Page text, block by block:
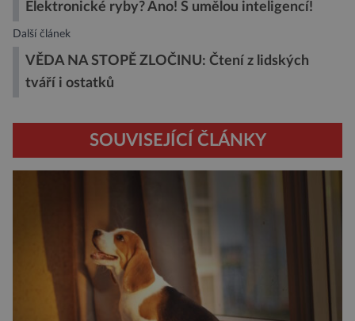
Elektronické ryby? Ano! S umělou inteligencí!
Další článek
VĚDA NA STOPĚ ZLOČINU: Čtení z lidských
tváří i ostatků
SOUVISEJÍCÍ ČLÁNKY